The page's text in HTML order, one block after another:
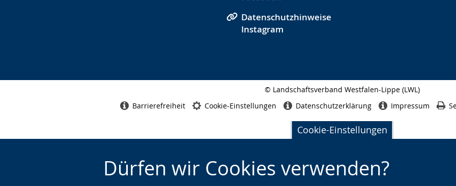
Cookie-Einstellungen
Dürfen wir Cookies verwenden?
Datenschutzhinweise
Instagram
© Landschaftsverband Westfalen-Lippe (LWL)
Barrierefreiheit Cookie-Einstellungen Datenschutzerklärung Impressum